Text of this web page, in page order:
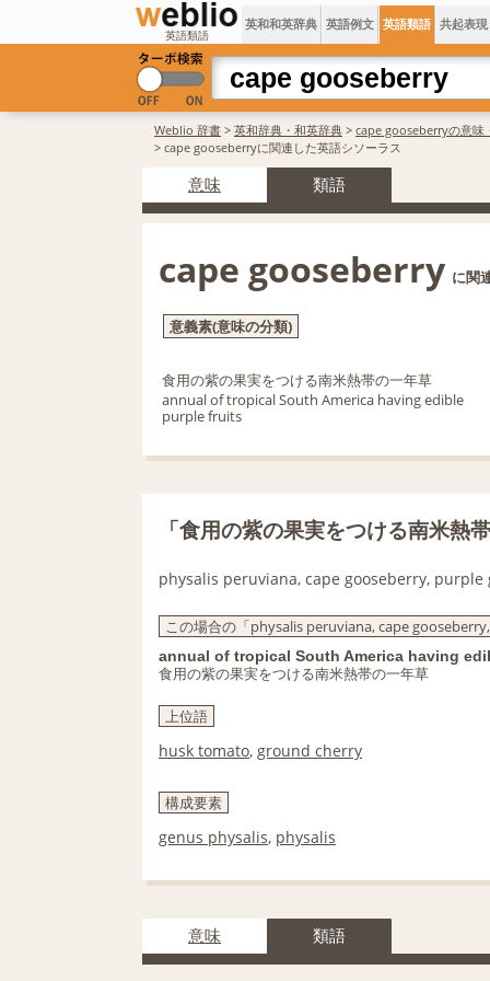
英語類語
英和和英辞典 英語例文 英語類語 共起表現
Weblio 辞書 > 英和辞典・和英辞典 > cape gooseberryの意味
> cape gooseberryに関連した英語シソーラス
意味 類語
cape gooseberry に関
意義素(意味の分類)
食用の紫の果実をつける南米熱帯の一年草
annual of tropical South America having edible
purple fruits
「食用の紫の果実をつける南米熱
physalis peruviana, cape gooseberry,
この場合の「physalis peruviana, cape
annual of tropical South America having
食用の紫の果実をつける南米熱帯の一年草
上位語
husk tomato, ground cherry
構成要素
genus physalis, physalis
意味 類語